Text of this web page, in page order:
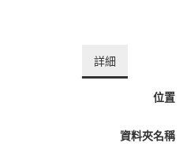
詳細
位置
資料夾名稱